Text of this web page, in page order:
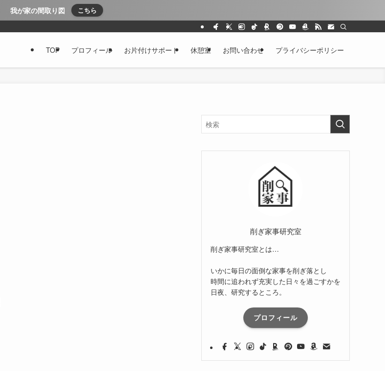
我が家の間取り図 こちら
TOP プロフィール お片付けサポート 休憩室 お問い合わせ プライバシーポリシー
削ぎ家事研究室
削ぎ家事研究室とは…
いかに毎日の面倒な家事を削ぎ落とし
時間に追われず充実した日々を過ごすかを
日夜、研究するところ。
プロフィール